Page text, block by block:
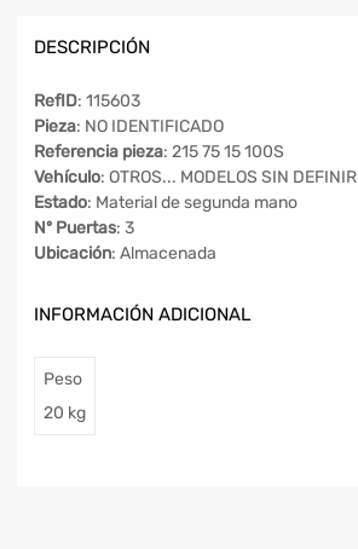
DESCRIPCIÓN
RefID: 115603
Pieza: NO IDENTIFICADO
Referencia pieza: 215 75 15 100S
Vehículo: OTROS... MODELOS SIN DEFINIR
Estado: Material de segunda mano
Nº Puertas: 3
Ubicación: Almacenada
INFORMACIÓN ADICIONAL
Peso
20 kg